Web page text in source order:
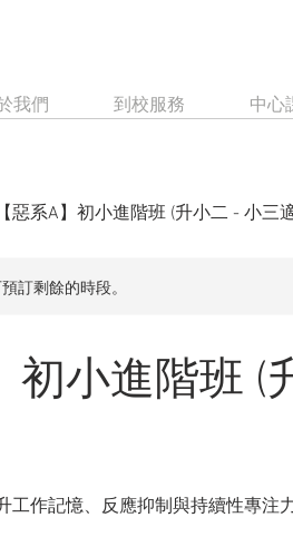
我們 到校服務 中心
【惡系A】初小進階班 (升小二 - 小三
訂剩餘的時段。
初小進階班
工作記憶、反應抑制與持續性專注